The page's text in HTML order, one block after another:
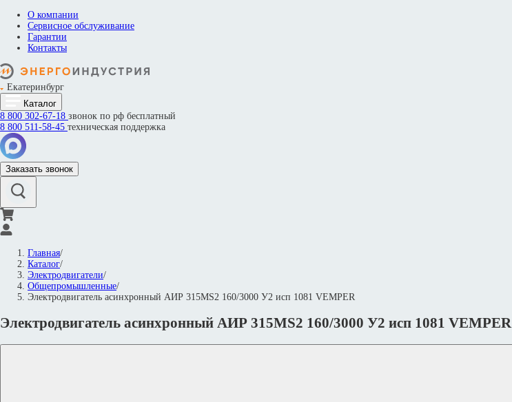
О компании
Сервисное обслуживание
Гарантии
Контакты
Екатеринбург
Каталог
8 800 302-67-18 звонок по рф бесплатный
8 800 511-58-45 техническая поддержка
Заказать звонок
Главная/
Каталог/
Электродвигатели/
Общепромышленные/
Электродвигатель асинхронный АИР 315МS2 160/3000 У2 исп 1081 VEMPER
Электродвигатель асинхронный АИР 315МS2 160/3000 У2 исп 1081 VEMPER